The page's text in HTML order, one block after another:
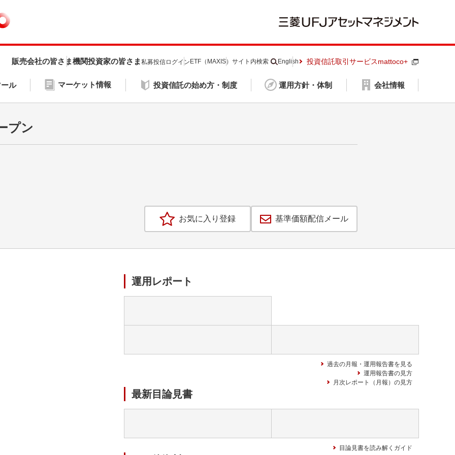
ル マーケット情報 投資信託の始め方・制度 運用方針・体制 会社情報
販売会社の皆さま機関投資家の皆さま 私募投信ログイン ETF（MAXIS） サイト内検索 English 投資信託取引サービスmattoco+
プン
お気に入り登録 基準価額配信メール
運用レポート
過去の月報・運用報告書を見る
運用報告書の見方
月次レポート（月報）の見方
最新目論見書
目論見書を読み解くガイド